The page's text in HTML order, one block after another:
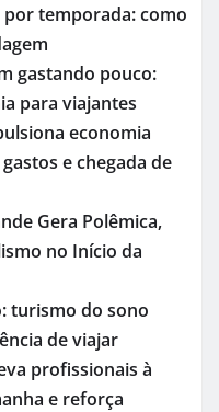
por temporada: como
gastando pouco:
para viajantes
economia
e chegada de
Gera Polêmica,
no Início da
turismo do sono
de viajar
profissionais à
e reforça